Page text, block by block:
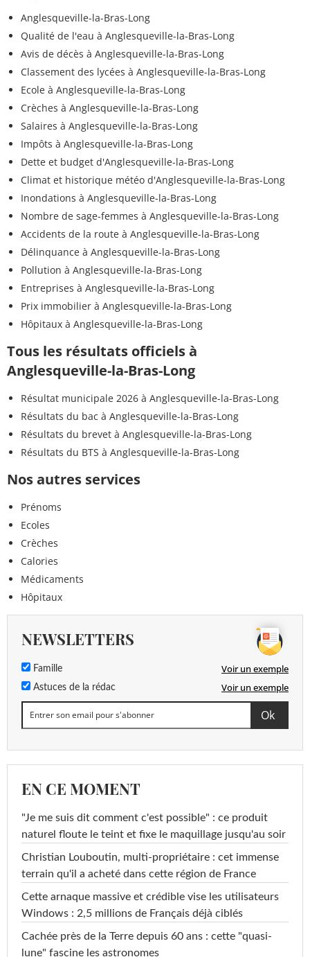
Anglesqueville-la-Bras-Long
Qualité de l'eau à Anglesqueville-la-Bras-Long
Avis de décès à Anglesqueville-la-Bras-Long
Classement des lycées à Anglesqueville-la-Bras-Long
Ecole à Anglesqueville-la-Bras-Long
Crèches à Anglesqueville-la-Bras-Long
Salaires à Anglesqueville-la-Bras-Long
Impôts à Anglesqueville-la-Bras-Long
Dette et budget d'Anglesqueville-la-Bras-Long
Climat et historique météo d'Anglesqueville-la-Bras-Long
Inondations à Anglesqueville-la-Bras-Long
Nombre de sage-femmes à Anglesqueville-la-Bras-Long
Accidents de la route à Anglesqueville-la-Bras-Long
Délinquance à Anglesqueville-la-Bras-Long
Pollution à Anglesqueville-la-Bras-Long
Entreprises à Anglesqueville-la-Bras-Long
Prix immobilier à Anglesqueville-la-Bras-Long
Hôpitaux à Anglesqueville-la-Bras-Long
Tous les résultats officiels à
Anglesqueville-la-Bras-Long
Résultat municipale 2026 à Anglesqueville-la-Bras-Long
Résultats du bac à Anglesqueville-la-Bras-Long
Résultats du brevet à Anglesqueville-la-Bras-Long
Résultats du BTS à Anglesqueville-la-Bras-Long
Nos autres services
Prénoms
Ecoles
Crèches
Calories
Médicaments
Hôpitaux
NEWSLETTERS
Famille Voir un exemple
Astuces de la rédac Voir un exemple
EN CE MOMENT
"Je me suis dit comment c'est possible" : ce produit
naturel floute le teint et fixe le maquillage jusqu'au soir
Christian Louboutin, multi-propriétaire : cet immense
terrain qu'il a acheté dans cette région de France
Cette arnaque massive et crédible vise les utilisateurs
Windows : 2,5 millions de Français déjà ciblés
Cachée près de la Terre depuis 60 ans : cette "quasi-
lune" fascine les astronomes